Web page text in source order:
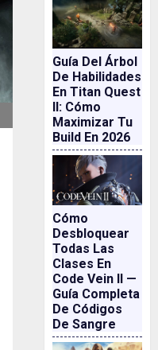
Guía Del Árbol
De Habilidades
En Titan Quest
II: Cómo
Maximizar Tu
Build En 2026
Cómo
Desbloquear
Todas Las
Clases En
Code Vein II —
Guía Completa
De Códigos
De Sangre